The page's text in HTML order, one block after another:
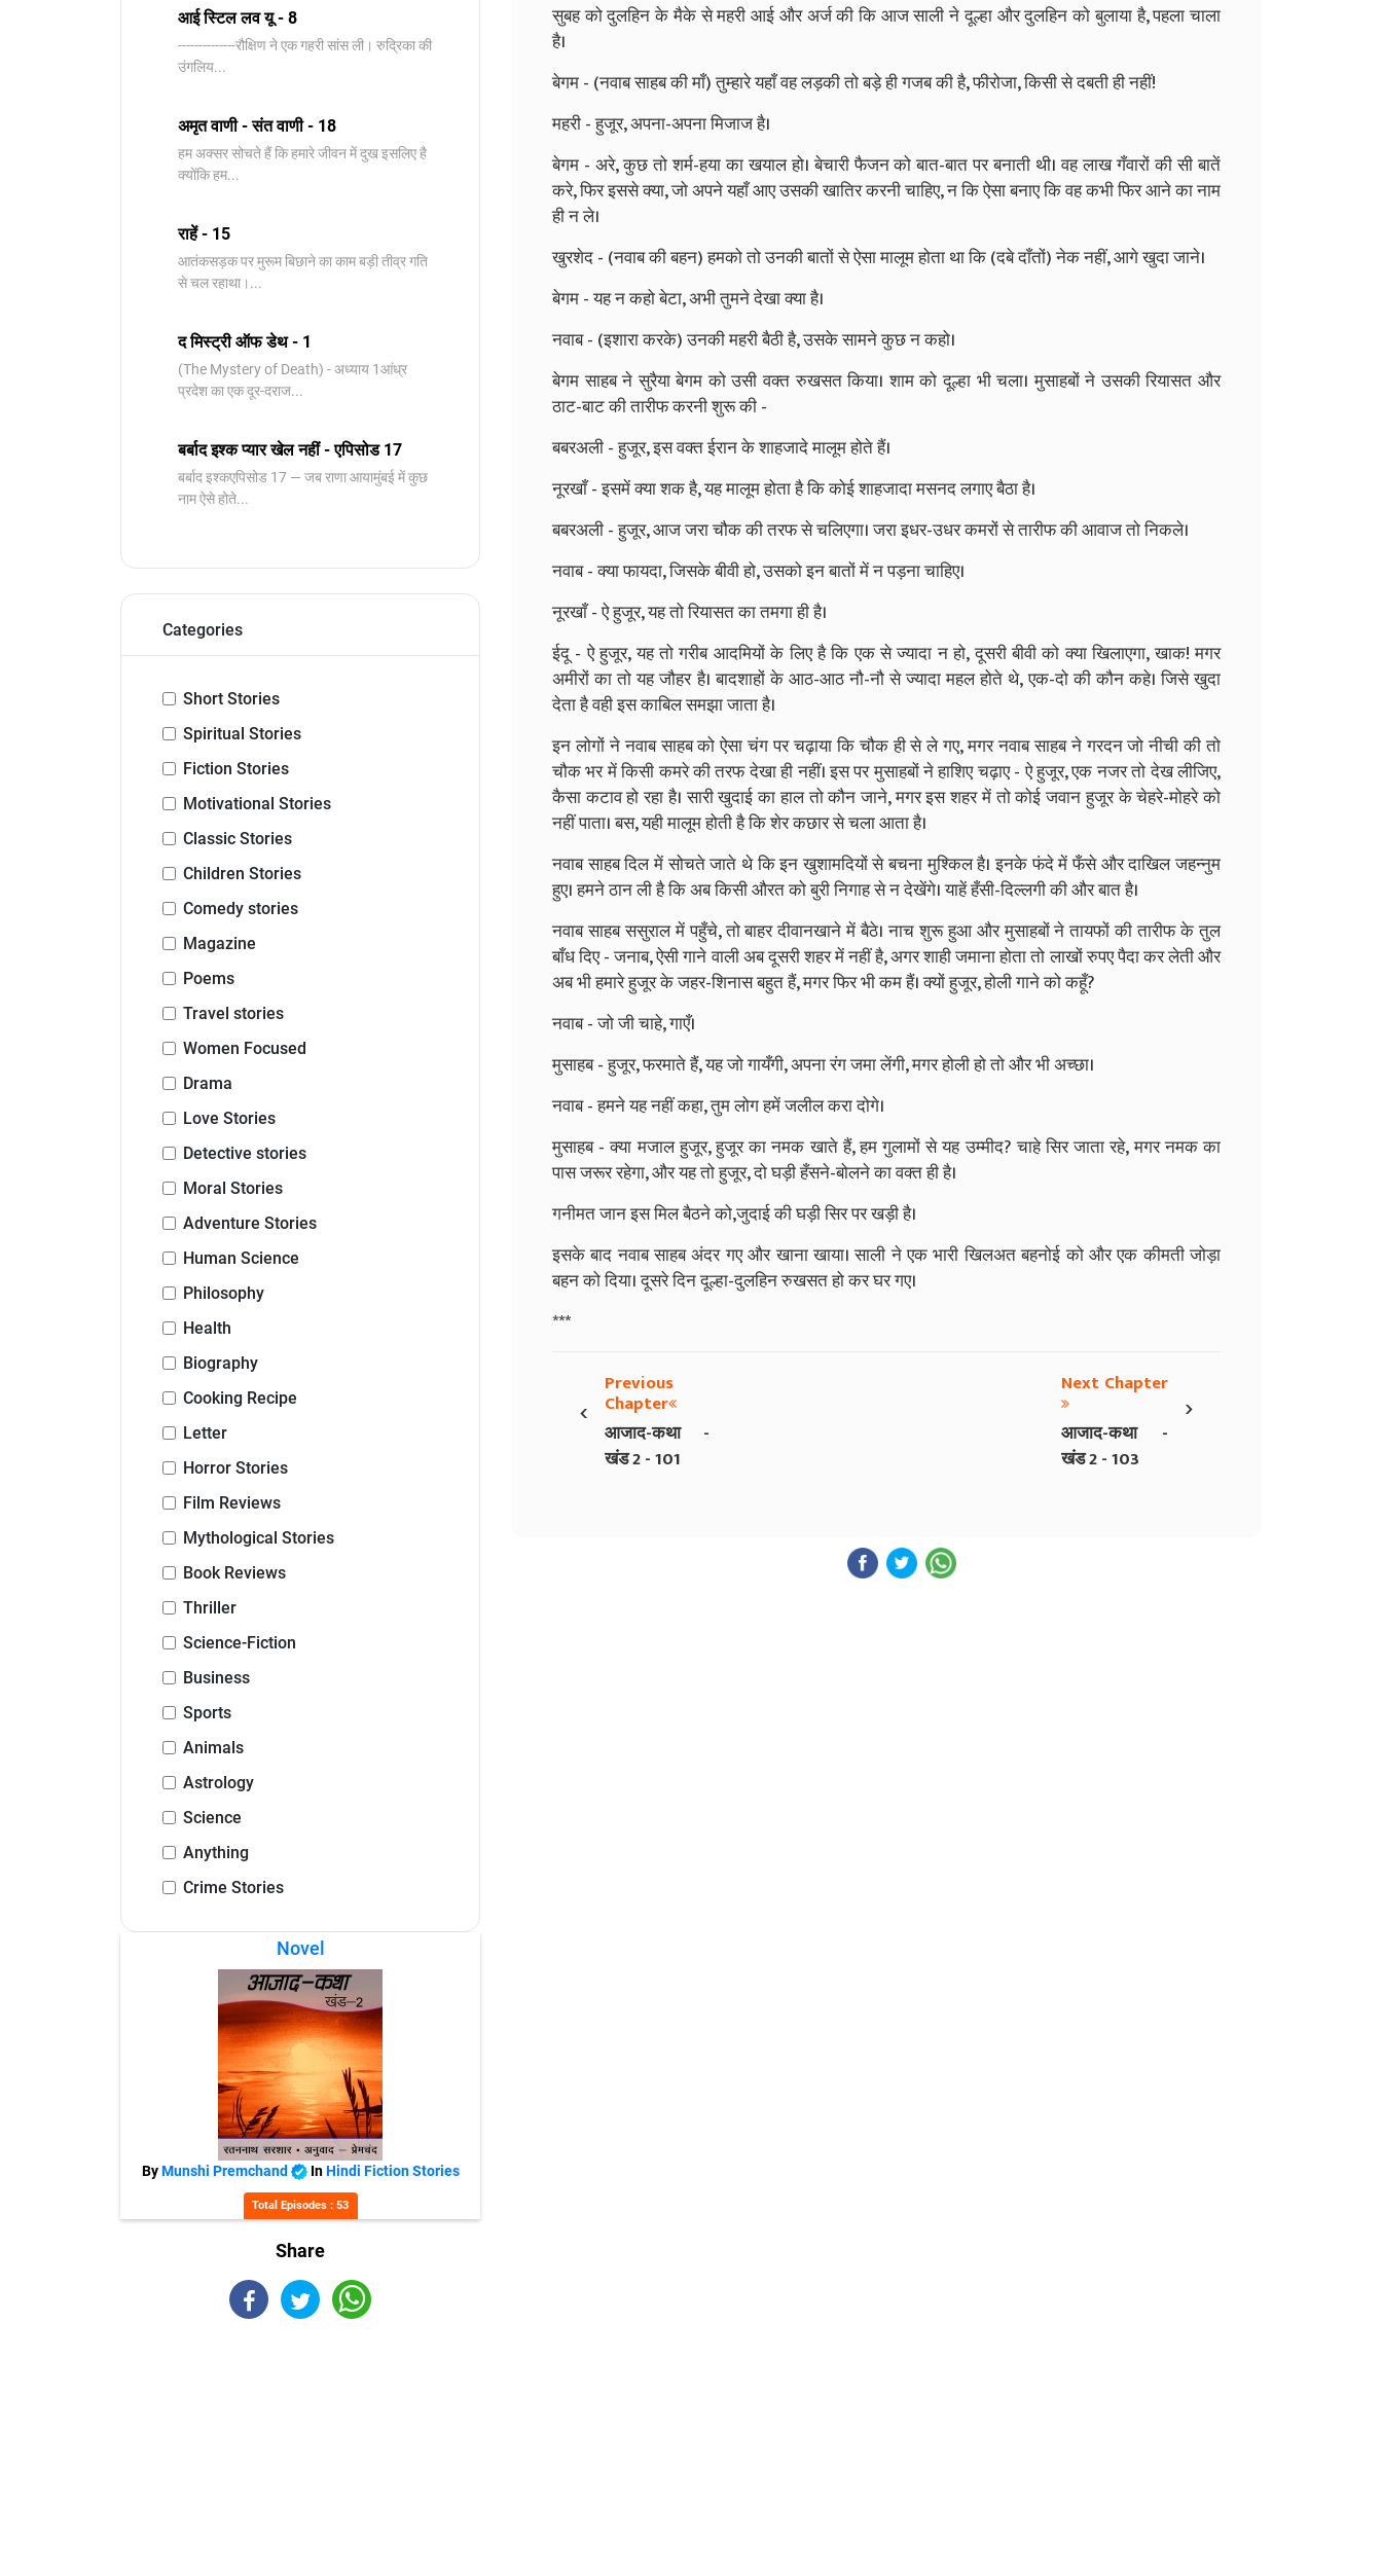
आई स्टिल लव यू - 8
--------------रौक्षिण ने एक गहरी सांस ली। रुद्रिका की
उंगलिय...
अमृत वाणी - संत वाणी - 18
हम अक्सर सोचते हैं कि हमारे जीवन में दुख इसलिए है
क्योंकि हम...
राहें - 15
आतंकसड़क पर मुरूम बिछाने का काम बड़ी तीव्र गति
से चल रहाथा।...
द मिस्ट्री ऑफ डेथ - 1
(The Mystery of Death) - अध्याय 1आंध्र
प्रदेश का एक दूर-दराज...
बर्बाद इश्क प्यार खेल नहीं - एपिसोड 17
बर्बाद इश्कएपिसोड 17 — जब राणा आयामुंबई में कुछ
नाम ऐसे होते...
Categories
Short Stories
Spiritual Stories
Fiction Stories
Motivational Stories
Classic Stories
Children Stories
Comedy stories
Magazine
Poems
Travel stories
Women Focused
Drama
Love Stories
Detective stories
Moral Stories
Adventure Stories
Human Science
Philosophy
Health
Biography
Cooking Recipe
Letter
Horror Stories
Film Reviews
Mythological Stories
Book Reviews
Thriller
Science-Fiction
Business
Sports
Animals
Astrology
Science
Anything
Crime Stories
Novel
ByMunshi Premchand InHindi Fiction Stories
Total Episodes : 53
Share
सुबह को दुलहिन के मैके से महरी आई और अर्ज की कि आज साली ने दूल्हा और दुलहिन को बुलाया है, पहला चाला
है।
बेगम - (नवाब साहब की माँ) तुम्हारे यहाँ वह लड़की तो बड़े ही गजब की है, फीरोजा, किसी से दबती ही नहीं!
महरी - हुजूर, अपना-अपना मिजाज है।
बेगम - अरे, कुछ तो शर्म-हया का खयाल हो। बेचारी फैजन को बात-बात पर बनाती थी। वह लाख गँवारों की सी बातें
करे, फिर इससे क्या, जो अपने यहाँ आए उसकी खातिर करनी चाहिए, न कि ऐसा बनाए कि वह कभी फिर आने का नाम
ही न ले।
खुरशेद - (नवाब की बहन) हमको तो उनकी बातों से ऐसा मालूम होता था कि (दबे दाँतों) नेक नहीं, आगे खुदा जाने।
बेगम - यह न कहो बेटा, अभी तुमने देखा क्या है।
नवाब - (इशारा करके) उनकी महरी बैठी है, उसके सामने कुछ न कहो।
बेगम साहब ने सुरैया बेगम को उसी वक्त रुखसत किया। शाम को दूल्हा भी चला। मुसाहबों ने उसकी रियासत और
ठाट-बाट की तारीफ करनी शुरू की -
बबरअली - हुजूर, इस वक्त ईरान के शाहजादे मालूम होते हैं।
नूरखाँ - इसमें क्या शक है, यह मालूम होता है कि कोई शाहजादा मसनद लगाए बैठा है।
बबरअली - हुजूर, आज जरा चौक की तरफ से चलिएगा। जरा इधर-उधर कमरों से तारीफ की आवाज तो निकले।
नवाब - क्या फायदा, जिसके बीवी हो, उसको इन बातों में न पड़ना चाहिए।
नूरखाँ - ऐ हुजूर, यह तो रियासत का तमगा ही है।
ईदू - ऐ हुजूर, यह तो गरीब आदमियों के लिए है कि एक से ज्यादा न हो, दूसरी बीवी को क्या खिलाएगा, खाक! मगर
अमीरों का तो यह जौहर है। बादशाहों के आठ-आठ नौ-नौ से ज्यादा महल होते थे, एक-दो की कौन कहे। जिसे खुदा
देता है वही इस काबिल समझा जाता है।
इन लोगों ने नवाब साहब को ऐसा चंग पर चढ़ाया कि चौक ही से ले गए, मगर नवाब साहब ने गरदन जो नीची की तो
चौक भर में किसी कमरे की तरफ देखा ही नहीं। इस पर मुसाहबों ने हाशिए चढ़ाए - ऐ हुजूर, एक नजर तो देख लीजिए,
कैसा कटाव हो रहा है। सारी खुदाई का हाल तो कौन जाने, मगर इस शहर में तो कोई जवान हुजूर के चेहरे-मोहरे को
नहीं पाता। बस, यही मालूम होती है कि शेर कछार से चला आता है।
नवाब साहब दिल में सोचते जाते थे कि इन खुशामदियों से बचना मुश्किल है। इनके फंदे में फँसे और दाखिल जहन्नुम
हुए। हमने ठान ली है कि अब किसी औरत को बुरी निगाह से न देखेंगे। याहें हँसी-दिल्लगी की और बात है।
नवाब साहब ससुराल में पहुँचे, तो बाहर दीवानखाने में बैठे। नाच शुरू हुआ और मुसाहबों ने तायफों की तारीफ के तुल
बाँध दिए - जनाब, ऐसी गाने वाली अब दूसरी शहर में नहीं है, अगर शाही जमाना होता तो लाखों रुपए पैदा कर लेती और
अब भी हमारे हुजूर के जहर-शिनास बहुत हैं, मगर फिर भी कम हैं। क्यों हुजूर, होली गाने को कहूँ?
नवाब - जो जी चाहे, गाएँ।
मुसाहब - हुजूर, फरमाते हैं, यह जो गायँगी, अपना रंग जमा लेंगी, मगर होली हो तो और भी अच्छा।
नवाब - हमने यह नहीं कहा, तुम लोग हमें जलील करा दोगे।
मुसाहब - क्या मजाल हुजूर, हुजूर का नमक खाते हैं, हम गुलामों से यह उम्मीद? चाहे सिर जाता रहे, मगर नमक का
पास जरूर रहेगा, और यह तो हुजूर, दो घड़ी हँसने-बोलने का वक्त ही है।
गनीमत जान इस मिल बैठने को,जुदाई की घड़ी सिर पर खड़ी है।
इसके बाद नवाब साहब अंदर गए और खाना खाया। साली ने एक भारी खिलअत बहनोई को और एक कीमती जोड़ा
बहन को दिया। दूसरे दिन दूल्हा-दुलहिन रुखसत हो कर घर गए।
***
‹
Previous
Chapter
आजाद-कथा -
खंड 2 - 101
›
Next Chapter
आजाद-कथा -
खंड 2 - 103